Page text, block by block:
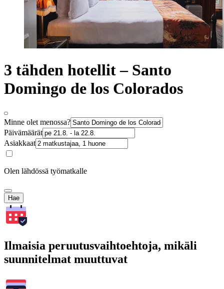
3 tähden hotellit – Santo
Domingo de los Colorados
Minne olet menossa?
Päivämäärät
Asiakkaat
Olen lähdössä työmatkalle
Hae
Ilmaisia peruutusvaihtoehtoja, mikäli
suunnitelmat muuttuvat